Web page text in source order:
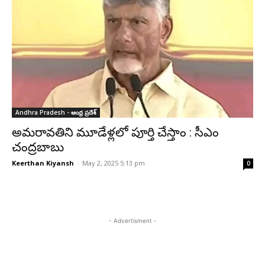
Andhra Pradesh - ఆంధ్ర ప్రదేశ్‌
అమరావతిని మూడేళ్లలో పూర్తి చేస్తాం : సీఎం
చంద్రబాబు
Keerthan Kiyansh - May 2, 2025 5:13 pm 0
- Advertisment -